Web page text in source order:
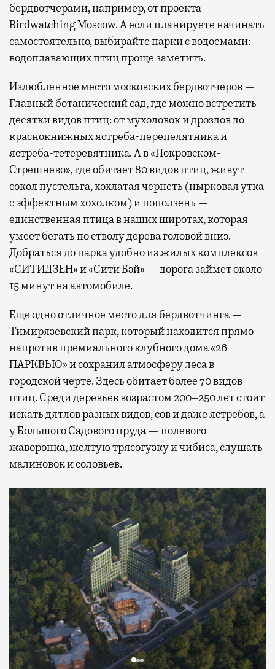
бердвотчерами, например, от проекта
Birdwatching Moscow. А если планируете начинать
самостоятельно, выбирайте парки с водоемами:
водоплавающих птиц проще заметить.
Излюбленное место московских бердвотчеров —
Главный ботанический сад, где можно встретить
десятки видов птиц: от мухоловок и дроздов до
краснокнижных ястреба-перепелятника и
ястреба-тетеревятника. А в «Покровском-
Стрешнево», где обитает 80 видов птиц, живут
сокол пустельга, хохлатая чернеть (нырковая утка
с эффектным хохолком) и поползень —
единственная птица в наших широтах, которая
умеет бегать по стволу дерева головой вниз.
Добраться до парка удобно из жилых комплексов
«СИТИДЗЕН» и «Сити Бэй» — дорога займет около
15 минут на автомобиле.
Еще одно отличное место для бердвотчинга —
Тимирязевский парк, который находится прямо
напротив премиального клубного дома «26
ПАРКВЬЮ» и сохранил атмосферу леса в
городской черте. Здесь обитает более 70 видов
птиц. Среди деревьев возрастом 200–250 лет стоит
искать дятлов разных видов, сов и даже ястребов, а
у Большого Садового пруда — полевого
жаворонка, желтую трясогузку и чибиса, слушать
малиновок и соловьев.